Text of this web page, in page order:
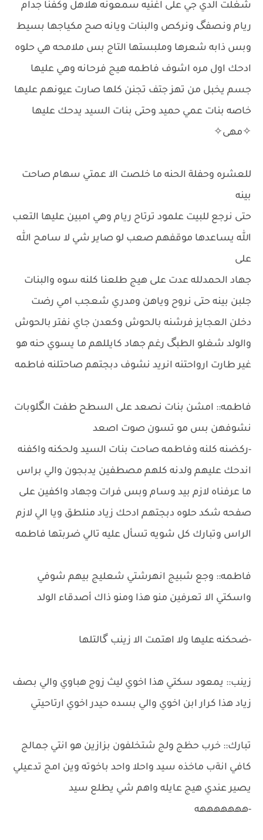
شغلت الدي جي على اغنيه سمعونه هلاهل وكفنا جدام
ريام ونصفگ ونركص والبنات ويانه صح مكياجها بسيط
وبس ذابه شعرها وملبستها التاج بس ملامحه هي حلوه
ادحك اول مره اشوف فاطمه هيج فرحانه وهي عليها
جسم يخبل من تهز جتف تجنن كلها صارت عيونهم عليها
خاصه بنات عمي حميد وحتى بنات السيد يدحك عليها
✧مهى✧
للعشره وحفلة الحنه ما خلصت الا عمتي سهام صاحت
بينه
حتى نرجع للبيت علمود ترتاح ريام وهي امبين عليها التعب
الله يساعدها موقفهم صعب لو صاير شي لا سامح الله
على
جهاد الحمدلله عدت على هيج طلعنا كلنه سوه والبنات
جلبن بينه حتى نروح وياهن ومدري شعجب امي رضت
دخلن العجايز فرشنه بالحوش وكعدن جاي نفتر بالحوش
والولد شغلو الطبگ رغم جهاد كايللهم ما يسوي حنه هو
غير طارت ارواحتنه انريد نشوف دبجتهم صاحتلنه فاطمه
فاطمه:: امشن بنات نصعد على السطح طفت الگلوبات
نشوفهن بس مو تسون صوت اصعد
-ركضنه كلنه وفاطمه صاحت بنات السيد ولحكنه واكفنه
اندحك عليهم ولدنه كلهم مصطفين يدبجون والي براس
ما عرفناه لازم بيد وسام وبس فرات وجهاد واكفين على
صفحه شكد حلوه دبجتهم ادحك زياد منلطق ويا الي لازم
الراس وتبارك كل شويه تسأل عليه تالي ضربتها فاطمه
فاطمه:: وجع شبيج انهرشتي شعليج بيهم شوفي
واسكتي الا تعرفين منو هذا ومنو ذاك أصدقاء الولد
-ضحكنه عليها ولا اهتمت الا زينب گالتلها
زينب:: يمعود سكتي هذا اخوي ليث زوج هباوي والي بصف
زياد هذا كرار ابن اخوي والي بسده حيدر اخوي ارتاحيتي
تبارك:: خرب حظج ولج شتخلفون بزازين هو انتي جمالج
كافي انةب ماخذه سيد واحلا واحد باخوته وين امج تدعيلي
يصير عندي هيج عايله واهم شي يطلع سيد
-هههههههه